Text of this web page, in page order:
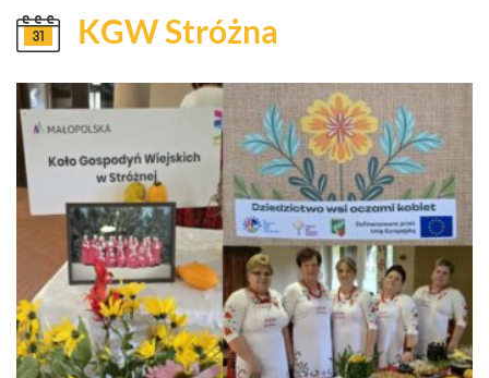
KGW Stróżna